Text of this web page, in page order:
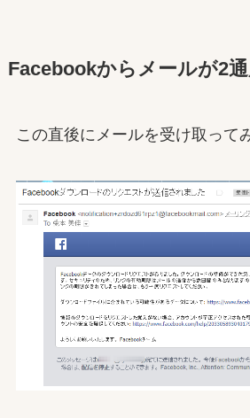
Facebookからメールが2
この直後にメールを受け取って